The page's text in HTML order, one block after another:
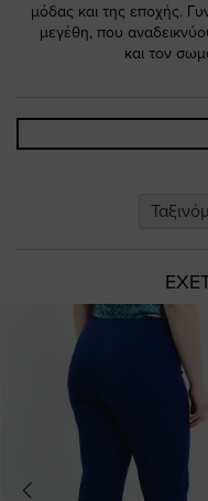
μόδας και της εποχής.
μεγέθη, που
και τον